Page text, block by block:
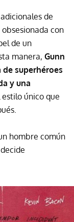
de
con
de un
manera, Gunn
superhéroes
y una
único que
hombre común